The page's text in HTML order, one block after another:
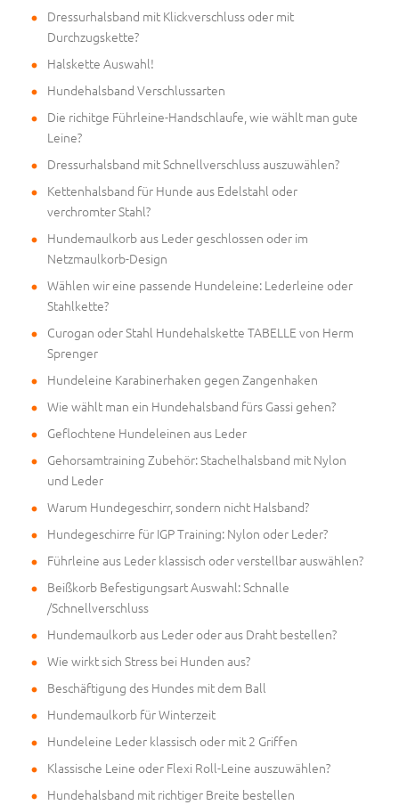
Dressurhalsband mit Klickverschluss oder mit
Durchzugskette?
Halskette Auswahl!
Hundehalsband Verschlussarten
Die richitge Führleine-Handschlaufe, wie wählt man gute
Leine?
Dressurhalsband mit Schnellverschluss auszuwählen?
Kettenhalsband für Hunde aus Edelstahl oder
verchromter Stahl?
Hundemaulkorb aus Leder geschlossen oder im
Netzmaulkorb-Design
Wählen wir eine passende Hundeleine: Lederleine oder
Stahlkette?
Curogan oder Stahl Hundehalskette TABELLE von Herm
Sprenger
Hundeleine Karabinerhaken gegen Zangenhaken
Wie wählt man ein Hundehalsband fürs Gassi gehen?
Geflochtene Hundeleinen aus Leder
Gehorsamtraining Zubehör: Stachelhalsband mit Nylon
und Leder
Warum Hundegeschirr, sondern nicht Halsband?
Hundegeschirre für IGP Training: Nylon oder Leder?
Führleine aus Leder klassisch oder verstellbar auswählen?
Beißkorb Befestigungsart Auswahl: Schnalle
/Schnellverschluss
Hundemaulkorb aus Leder oder aus Draht bestellen?
Wie wirkt sich Stress bei Hunden aus?
Beschäftigung des Hundes mit dem Ball
Hundemaulkorb für Winterzeit
Hundeleine Leder klassisch oder mit 2 Griffen
Klassische Leine oder Flexi Roll-Leine auszuwählen?
Hundehalsband mit richtiger Breite bestellen